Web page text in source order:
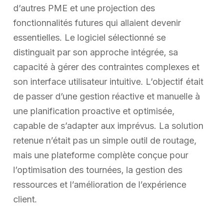
d’autres PME et une projection des
fonctionnalités futures qui allaient devenir
essentielles. Le logiciel sélectionné se
distinguait par son approche intégrée, sa
capacité à gérer des contraintes complexes et
son interface utilisateur intuitive. L’objectif était
de passer d’une gestion réactive et manuelle à
une planification proactive et optimisée,
capable de s’adapter aux imprévus. La solution
retenue n’était pas un simple outil de routage,
mais une plateforme complète conçue pour
l’optimisation des tournées, la gestion des
ressources et l’amélioration de l’expérience
client.